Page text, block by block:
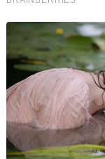
bantuan
penyelesaian dua
menjawab soalan
mengeluarkan